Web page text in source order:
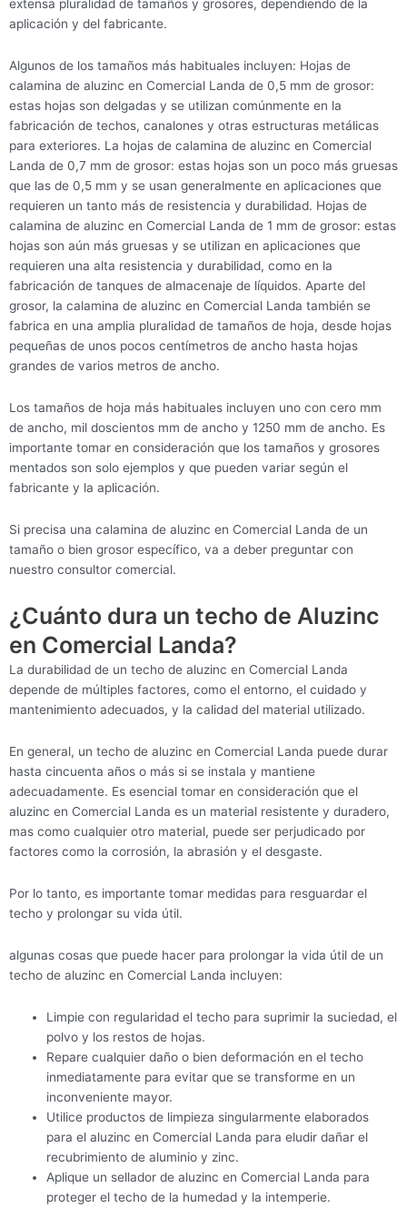
extensa pluralidad de tamaños y grosores, dependiendo de la
aplicación y del fabricante.
Algunos de los tamaños más habituales incluyen: Hojas de
calamina de aluzinc en Comercial Landa de 0,5 mm de grosor:
estas hojas son delgadas y se utilizan comúnmente en la
fabricación de techos, canalones y otras estructuras metálicas
para exteriores. La hojas de calamina de aluzinc en Comercial
Landa de 0,7 mm de grosor: estas hojas son un poco más gruesas
que las de 0,5 mm y se usan generalmente en aplicaciones que
requieren un tanto más de resistencia y durabilidad. Hojas de
calamina de aluzinc en Comercial Landa de 1 mm de grosor: estas
hojas son aún más gruesas y se utilizan en aplicaciones que
requieren una alta resistencia y durabilidad, como en la
fabricación de tanques de almacenaje de líquidos. Aparte del
grosor, la calamina de aluzinc en Comercial Landa también se
fabrica en una amplia pluralidad de tamaños de hoja, desde hojas
pequeñas de unos pocos centímetros de ancho hasta hojas
grandes de varios metros de ancho.
Los tamaños de hoja más habituales incluyen uno con cero mm
de ancho, mil doscientos mm de ancho y 1250 mm de ancho. Es
importante tomar en consideración que los tamaños y grosores
mentados son solo ejemplos y que pueden variar según el
fabricante y la aplicación.
Si precisa una calamina de aluzinc en Comercial Landa de un
tamaño o bien grosor específico, va a deber preguntar con
nuestro consultor comercial.
¿Cuánto dura un techo de Aluzinc
en Comercial Landa?
La durabilidad de un techo de aluzinc en Comercial Landa
depende de múltiples factores, como el entorno, el cuidado y
mantenimiento adecuados, y la calidad del material utilizado.
En general, un techo de aluzinc en Comercial Landa puede durar
hasta cincuenta años o más si se instala y mantiene
adecuadamente. Es esencial tomar en consideración que el
aluzinc en Comercial Landa es un material resistente y duradero,
mas como cualquier otro material, puede ser perjudicado por
factores como la corrosión, la abrasión y el desgaste.
Por lo tanto, es importante tomar medidas para resguardar el
techo y prolongar su vida útil.
algunas cosas que puede hacer para prolongar la vida útil de un
techo de aluzinc en Comercial Landa incluyen:
Limpie con regularidad el techo para suprimir la suciedad, el
polvo y los restos de hojas.
Repare cualquier daño o bien deformación en el techo
inmediatamente para evitar que se transforme en un
inconveniente mayor.
Utilice productos de limpieza singularmente elaborados
para el aluzinc en Comercial Landa para eludir dañar el
recubrimiento de aluminio y zinc.
Aplique un sellador de aluzinc en Comercial Landa para
proteger el techo de la humedad y la intemperie.